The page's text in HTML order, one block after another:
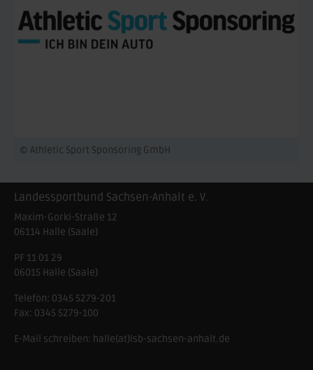
© Athletic Sport Sponsoring GmbH
Landessportbund Sachsen-Anhalt e. V.
Maxim-Gorki-Straße 12
06114 Halle (Saale)
PF 11 01 29
06015 Halle (Saale)
Telefon: 0345 5279-201
Fax: 0345 5279-100
E-Mail schreiben: halle(at)lsb-sachsen-anhalt.de